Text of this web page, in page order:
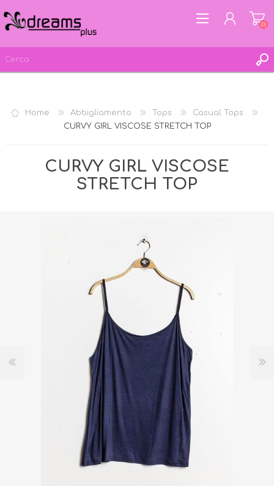
REGISTRATI
ACCESSO
(0)
Home Abbigliamento Tops
Casual Tops
CURVY GIRL VISCOSE STRETCH TOP
CURVY GIRL VISCOSE
STRETCH TOP